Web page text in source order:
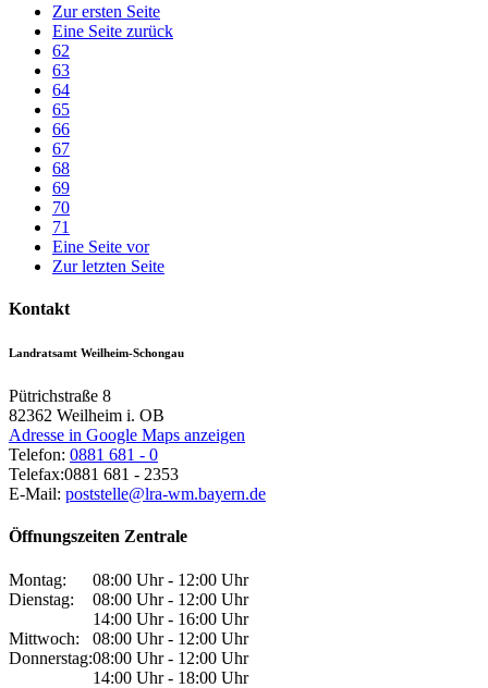
Zur ersten Seite
Eine Seite zurück
62
63
64
65
66
67
68
69
70
71
Eine Seite vor
Zur letzten Seite
Kontakt
Landratsamt Weilheim-Schongau
Pütrichstraße 8
82362 Weilheim i. OB
Adresse in Google Maps anzeigen
Telefon: 0881 681 - 0
Telefax:0881 681 - 2353
E-Mail: poststelle@lra-wm.bayern.de
Öffnungszeiten Zentrale
Montag:
08:00 Uhr - 12:00 Uhr
Dienstag:
08:00 Uhr - 12:00 Uhr
14:00 Uhr - 16:00 Uhr
Mittwoch:
08:00 Uhr - 12:00 Uhr
Donnerstag:08:00 Uhr - 12:00 Uhr
14:00 Uhr - 18:00 Uhr